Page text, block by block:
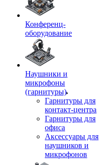
Конференц-
оборудование
Наушники и
микрофоны
(гарнитуры)
Гарнитуры для
контакт-центра
Гарнитуры для
офиса
Аксессуары для
наушников и
микрофонов